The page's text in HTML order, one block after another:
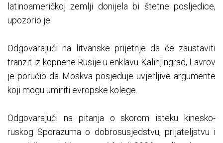
latinoameričkoj zemlji donijela bi štetne posljedice,
upozorio je.
Odgovarajući na litvanske prijetnje da će zaustaviti
tranzit iz kopnene Rusije u enklavu Kalinjingrad, Lavrov
je poručio da Moskva posjeduje uvjerljive argumente
koji mogu umiriti evropske kolege.
Odgovarajući na pitanja o skorom isteku kinesko-
ruskog Sporazuma o dobrosusjedstvu, prijateljstvu i